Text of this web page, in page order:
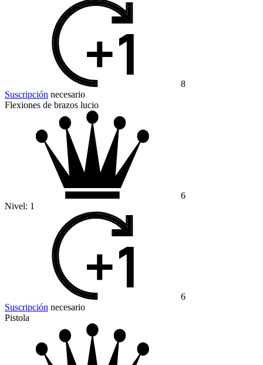
8
Suscripción necesario
Flexiones de brazos lucio
6
Nivel: 1
6
Suscripción necesario
Pistola